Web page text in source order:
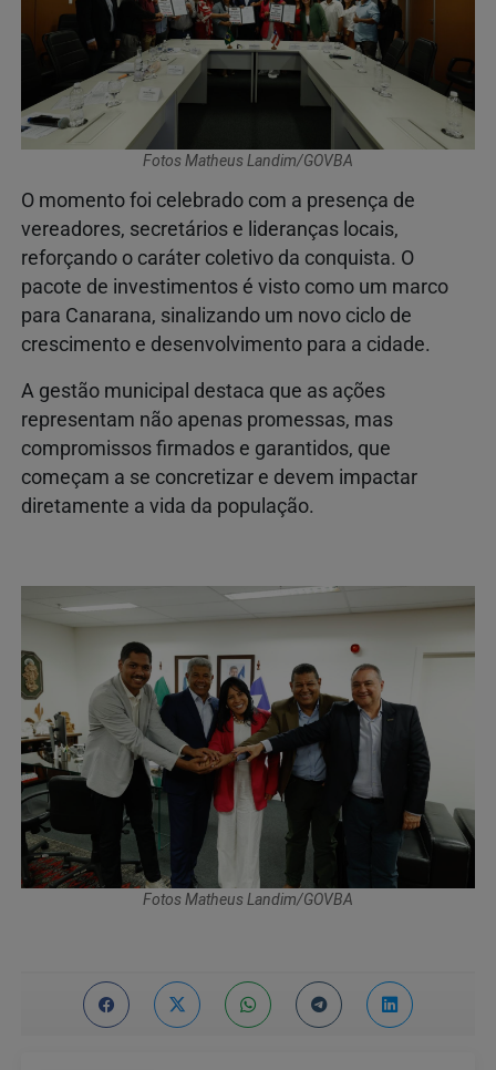
Fotos Matheus Landim/GOVBA
O momento foi celebrado com a presença de
vereadores, secretários e lideranças locais,
reforçando o caráter coletivo da conquista. O
pacote de investimentos é visto como um marco
para Canarana, sinalizando um novo ciclo de
crescimento e desenvolvimento para a cidade.
A gestão municipal destaca que as ações
representam não apenas promessas, mas
compromissos firmados e garantidos, que
começam a se concretizar e devem impactar
diretamente a vida da população.
Fotos Matheus Landim/GOVBA